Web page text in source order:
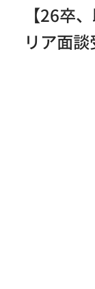
【26卒
リア面談